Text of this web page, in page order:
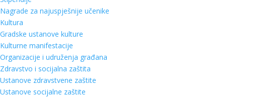
Nagrade za najuspješnije učenike
Kultura
Gradske ustanove kulture
Kulturne manifestacije
Organizacije i udruženja građana
Zdravstvo i socijalna zaštita
Ustanove zdravstvene zaštite
Ustanove socijalne zaštite